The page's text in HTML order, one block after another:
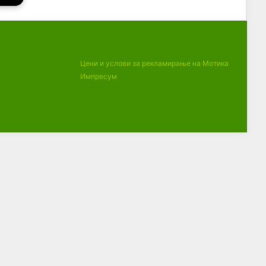
Цени и услови за рекламирање на Мотика
Импресум